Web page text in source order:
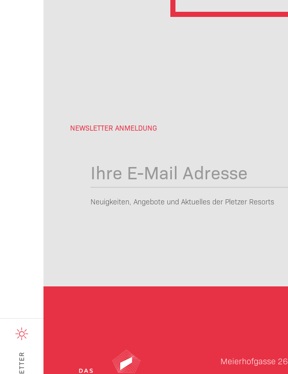
WETTER
NEWSLETTER ANMELDUNG
Neuigkeiten, Angebote und Aktuelles der Pletzer Resorts
Meierhofgasse 26